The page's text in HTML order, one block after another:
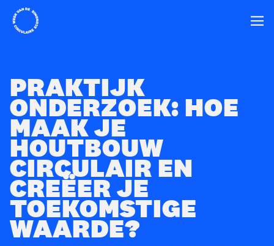
Home
PRAKTIJK
ONDERZOEK: HOE
MAAK JE
HOUTBOUW
CIRCULAIR EN
CREËER JE
TOEKOMSTIGE
WAARDE?